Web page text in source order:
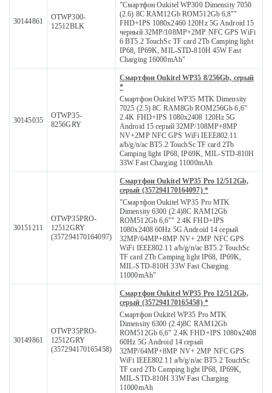
30144861
OTWP300-
12512BLK
"Смартфон Oukitel WP300 Dimensity 7050
(2.6) 8С RAM12Gb ROM512Gb 6,8""
FHD+IPS 1080x2460 120Hz 5G Android 15
черный 32MP/108MP+2MP NFC GPS WiFi
6 BT5.2 TouchSc TF card 2Tb Camping light
IP68, IP69K, MIL-STD-810H 45W Fast
Charging 16000mAh"
30145035
OTWP35-
8256GRY
Смартфон Oukitel WP35 8/256Gb, серый
*
Смартфон Oukitel WP35 MTK Dimensity
7025 (2.5) 8С RAM8Gb ROM256Gb 6,6"
2.4K FHD+IPS 1080x2408 120Hz 5G
Android 15 серый 32MP/108MP+8MP
NV+2MP NFC GPS WiFi IEEE802.11
a/b/g/n/ac BT5.2 TouchSc TF card 2Tb
Camping light IP68, IP69K, MIL-STD-810H
33W Fast Charging 11000mAh
30151211
OTWP35PRO-
12512GRY
(357294170164097)
Смартфон Oukitel WP35 Pro 12/512Gb,
серый (357294170164097) *
"Смартфон Oukitel WP35 Pro MTK
Dimensity 6300 (2.4)8С RAM12Gb
ROM512Gb 6,6"" 2.4K FHD+IPS
1080x2408 60Hz 5G Android 14 серый
32MP/64MP+8MP NV+ 2MP NFC GPS
WiFi IEEE802.11 a/b/g/n/ac BT5.2 TouchSc
TF card 2Tb Camping light IP68, IP69K,
MIL-STD-810H 33W Fast Charging
11000mAh"
30149861
OTWP35PRO-
12512GRY
(357294170165458)
Смартфон Oukitel WP35 Pro 12/512Gb,
серый (357294170165458) *
Смартфон Oukitel WP35 Pro MTK
Dimensity 6300 (2.4)8С RAM12Gb
ROM512Gb 6,6" 2.4K FHD+IPS 1080x2408
60Hz 5G Android 14 серый
32MP/64MP+8MP NV+ 2MP NFC GPS
WiFi IEEE802.11 a/b/g/n/ac BT5.2 TouchSc
TF card 2Tb Camping light IP68, IP69K,
MIL-STD-810H 33W Fast Charging
11000mAh